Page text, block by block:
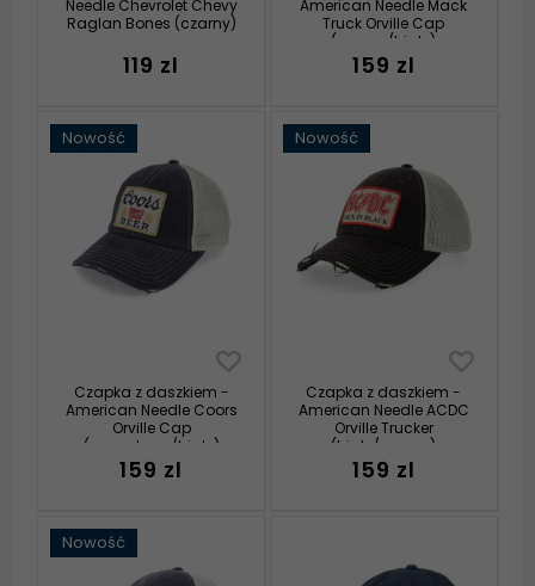
Needle Chevrolet Chevy
Raglan Bones (czarny)
119 zl
American Needle Mack
Truck Orville Cap
(czarny/biały)
159 zl
Nowość
Czapka z daszkiem -
American Needle Coors
Orville Cap
(granatowy/biały)
159 zl
Nowość
Czapka z daszkiem -
American Needle ACDC
Orville Trucker
(biały/czarny)
159 zl
Nowość